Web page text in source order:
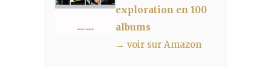
exploration en 100
albums
→ voir sur Amazon